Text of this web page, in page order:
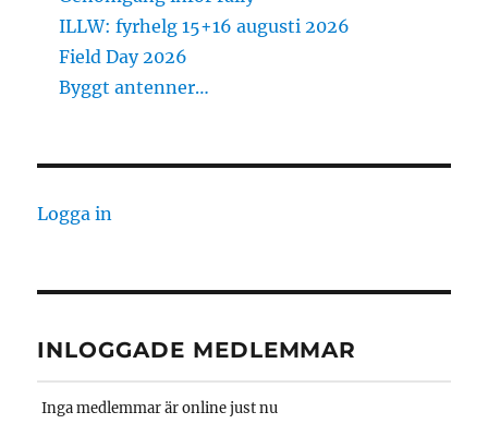
ILLW: fyrhelg 15+16 augusti 2026
Field Day 2026
Byggt antenner…
Logga in
INLOGGADE MEDLEMMAR
Inga medlemmar är online just nu